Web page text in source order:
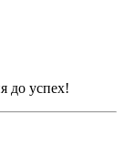
до успех!